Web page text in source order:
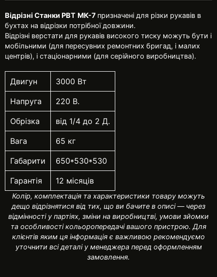
Відрізні Станки РВТ МК-7 призначені для різки рукавів в
бухтах на відрізки потрібної довжини.
Відрізні верстати для рукавів високого тиску можуть бути і
мобільними (для пересувних ремонтних бригад, і малих
центрів), і стаціонарними (для серійного виробництва).
Двигун 3000 Вт
Напруга 220 В.
Обрізка від 1/4 до 2 Д.
Вага 65 кг
Габарити 650*530*530
Гарантія 12 місяців
Колір, комплектація та характеристики товару можуть
дещо відрізнятися від тих, що ви бачите в описі — через
відмінності у партіях, зміни на виробництві, умови зйомки
та особливості кольоропередачі вашого пристрою. Для
клієнтів яким ця інформація є важливою рекомендуємо
уточнити всі деталі у менеджера перед оформленням
замовлення.